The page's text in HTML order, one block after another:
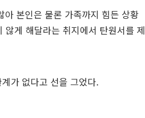
본인은 물론 가족까지 힘든 상황
게 해달라는 취지에서 탄원서를 제
가 없다고 선을 그었다.